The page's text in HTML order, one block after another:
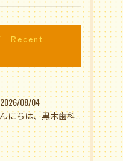
Recent
2026/08/04
こんにちは、黒木歯科医院です🌟